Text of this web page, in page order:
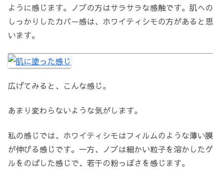
ように感じます。ノブの方はサラサラな感触です。肌への
しっかりしたカバー感は、ホワイティシモの方があると思
います。
広げてみると、こんな感じ。
あまり変わらないような気がします。
私の感じでは、ホワイティシモはフィルムのような薄い膜
が伸びる感じです。一方、ノブは細かい粒子を溶かしたゲ
ルをのばした感じで、若干の粉っぽさを感じます。